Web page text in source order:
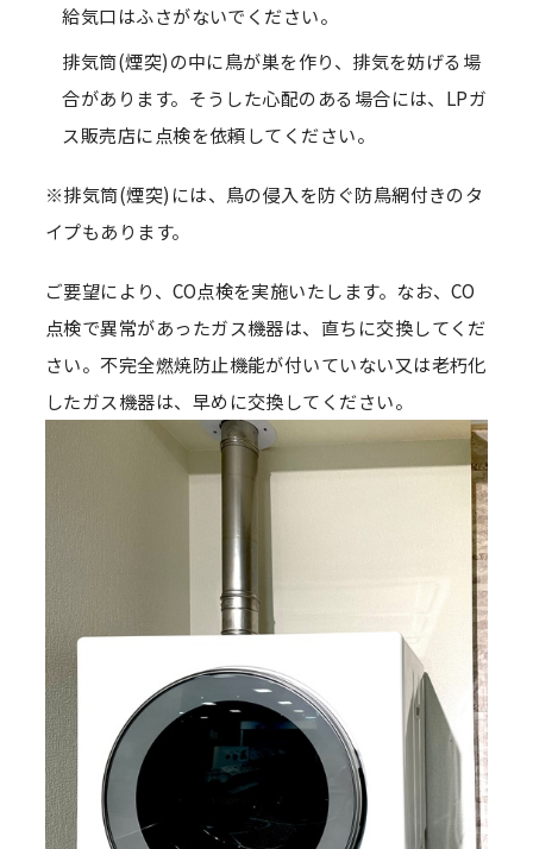
給気口はふさがないでください。
排気筒(煙突)の中に鳥が巣を作り、排気を妨げる場
合があります。そうした心配のある場合には、LPガ
ス販売店に点検を依頼してください。
※排気筒(煙突)には、鳥の侵入を防ぐ防鳥網付きのタ
イプもあります。
ご要望により、CO点検を実施いたします。なお、CO
点検で異常があったガス機器は、直ちに交換してくだ
さい。不完全燃焼防止機能が付いていない又は老朽化
したガス機器は、早めに交換してください。